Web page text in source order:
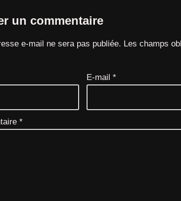
un commentaire
e-mail ne sera pas publiée. Les champs
E-mail*
*